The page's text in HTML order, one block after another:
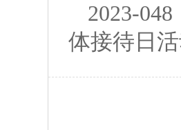
2023-
体接待日